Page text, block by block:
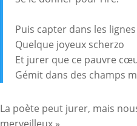
Puis capter dans les lignes
Quelque joyeux scherzo
Et jurer que ce pauvre
Gémit dans des champs
La poète peut jurer, mais